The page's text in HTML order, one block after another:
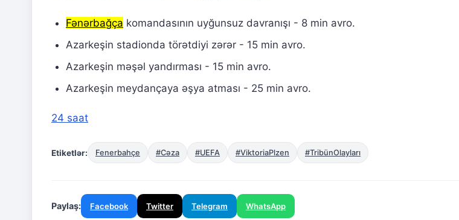
Fənərbağça komandasının uyğunsuz davranışı - 8 min avro.
Azarkeşin stadionda törətdiyi zərər - 15 min avro.
Azarkeşin məşəl yandırması - 15 min avro.
Azarkeşin meydançaya əşya atması - 25 min avro.
24 saat
Etiketlər: Fenerbahçe #Cəza #UEFA #ViktoriaPlzen #TribünOlayları
Paylaş: Facebook Twitter Telegram WhatsApp